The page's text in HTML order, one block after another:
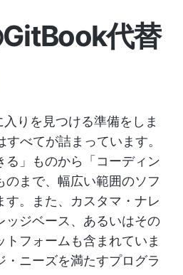
代替
りを見つける準備をしま
すべてが詰まっています。
る」ものから「コーディン
のまで、幅広い範囲のソフ
す。また、カスタマ・ナレ
ッジベース、あるいはその
トフォームも含まれていま
ニーズを満たすプログラ